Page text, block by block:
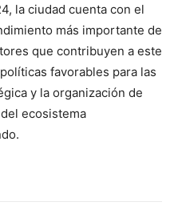
la ciudad cuenta con el
más importante de
que contribuyen a este
favorables para las
y la organización de
ecosistema